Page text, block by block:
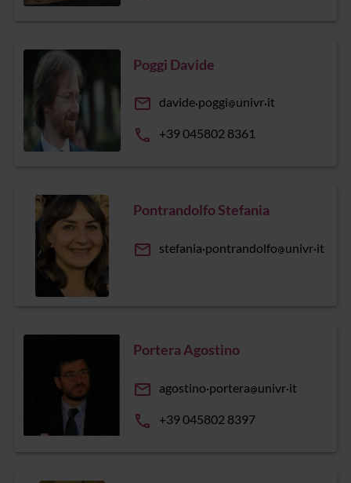
Poggi Davide
email davide poggi univr it
phone +39 045802 8361
Pontrandolfo Stefania
email stefania pontrandolfo univr it
Portera Agostino
email agostino portera univr it
phone +39 045802 8397